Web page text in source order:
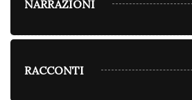
NARRAZIONI
RACCONTI